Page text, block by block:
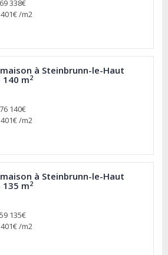
338€
/m2
à Steinbrunn-le-Haut
140 m2
140€
/m2
à Steinbrunn-le-Haut
135 m2
135€
/m2